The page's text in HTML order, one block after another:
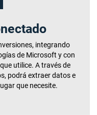
integrando
de Microsoft y con
utilice. A través de
podrá extraer datos e
que necesite.